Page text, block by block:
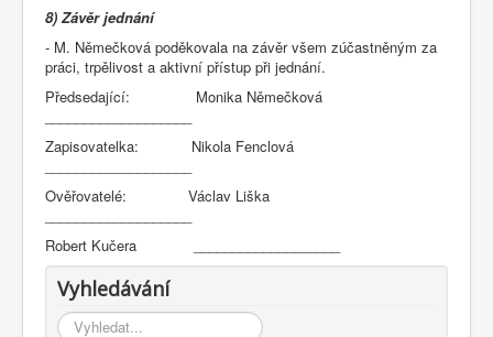
8) Závěr jednání
- M. Němečková poděkovala na závěr všem zúčastněným za
práci, trpělivost a aktivní přístup při jednání.
Předsedající: Monika Němečková
Zapisovatelka: Nikola Fenclová
Ověřovatelé: Václav Liška
Robert Kučera ___________________
Vyhledávání
Vyhledávání...